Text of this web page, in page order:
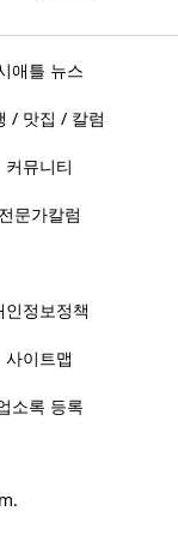
애틀 뉴스
/ 맛집 / 칼럼
커뮤니티
전문가칼럼
인정보정책
사이트맵
소록 등록
.